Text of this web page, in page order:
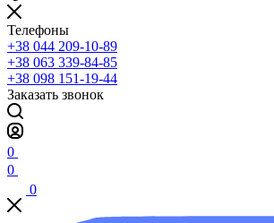
Телефоны
+38 044 209-10-89
+38 063 339-84-85
+38 098 151-19-44
Заказать звонок
0
0
0